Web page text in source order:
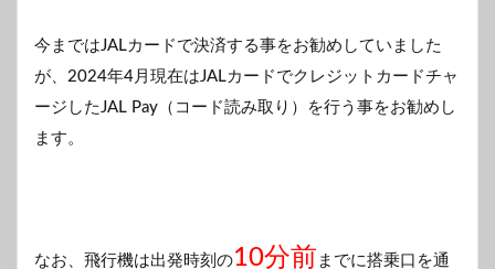
今まではJALカードで決済する事をお勧めしていました
が、2024年4月現在はJALカードでクレジットカードチャ
ージしたJAL Pay（コード読み取り）を行う事をお勧めし
ます。
なお、飛行機は出発時刻の10分前 までに搭乗口を通